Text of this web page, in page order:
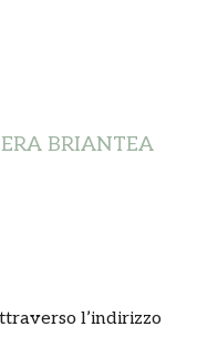
BRIANTEA
l’indirizzo